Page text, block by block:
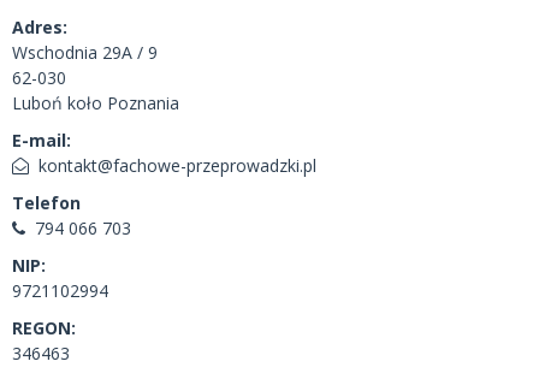
Adres:
Wschodnia 29A / 9
62-030
Luboń koło Poznania
E-mail:
kontakt@fachowe-przeprowadzki.pl
Telefon
794 066 703
NIP:
9721102994
REGON:
346463